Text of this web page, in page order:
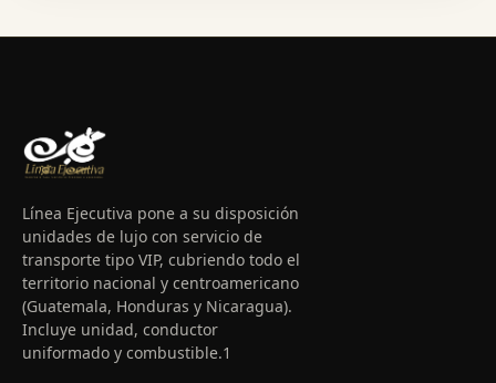
Línea Ejecutiva pone a su disposición
unidades de lujo con servicio de
transporte tipo VIP, cubriendo todo el
territorio nacional y centroamericano
(Guatemala, Honduras y Nicaragua).
Incluye unidad, conductor
uniformado y combustible.1